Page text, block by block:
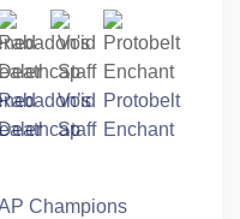
Void
Staff
Protobelt
Enchant
Champions